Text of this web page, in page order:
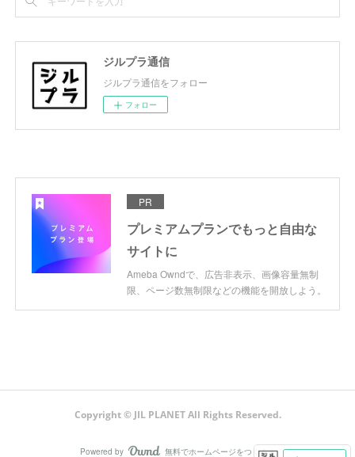
ジルプラ通信
ジルプラ通信をフォロー
フォロー
PR
プレミアムプランでもっと自由な
サイトに
Ameba Owndで、広告非表示、画像容量無制
限、ページ数無制限などの機能を開放しよう。
Copyright © JIL PLANET All Rights Reserved.
Powered by 無料でホームページをつくろう